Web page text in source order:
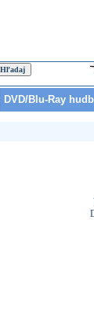
DVD/Blu-Ray